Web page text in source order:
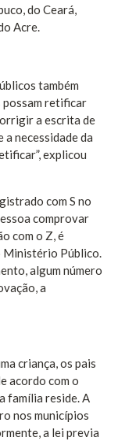
do Ceará,
Acre.
também
possam retificar
a escrita de
a necessidade da
explicou
com S no
comprovar
com o Z, é
Ministério Público.
algum número
a
criança, os pais
acordo com o
família reside. A
nos municípios
a lei previa